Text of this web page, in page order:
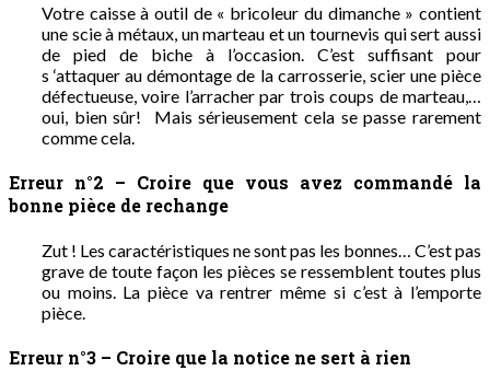
Votre caisse à outil de « bricoleur du dimanche » contient
une scie à métaux, un marteau et un tournevis qui sert aussi
de pied de biche à l’occasion. C’est suffisant pour
s ‘attaquer au démontage de la carrosserie, scier une pièce
défectueuse, voire l’arracher par trois coups de marteau,…
oui, bien sûr! Mais sérieusement cela se passe rarement
comme cela.
Erreur n°2 – Croire que vous avez commandé la
bonne pièce de rechange
Zut ! Les caractéristiques ne sont pas les bonnes… C’est pas
grave de toute façon les pièces se ressemblent toutes plus
ou moins. La pièce va rentrer même si c’est à l’emporte
pièce.
Erreur n°3 – Croire que la notice ne sert à rien